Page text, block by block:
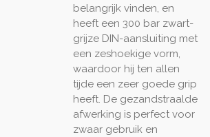
belangrijk vinden, en
heeft een 300 bar zwart-
grijze DIN-aansluiting met
een zeshoekige vorm,
waardoor hij ten allen
tijde een zeer goede grip
heeft. De gezandstraalde
afwerking is perfect voor
zwaar gebruik en